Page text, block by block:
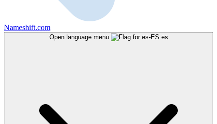
Nameshift.com
Open language menu es